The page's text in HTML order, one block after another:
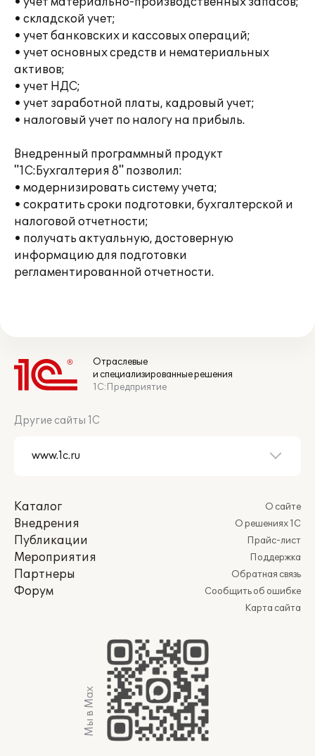
• складской учет;
• учет банковских и кассовых операций;
• учет основных средств и нематериальных
активов;
• учет НДС;
• учет заработной платы, кадровый учет;
• налоговый учет по налогу на прибыль.
Внедренный программный продукт
"1С:Бухгалтерия 8" позволил:
• модернизировать систему учета;
• сократить сроки подготовки, бухгалтерской и
налоговой отчетности;
• получать актуальную, достоверную
информацию для подготовки
регламентированной отчетности.
Отраслевые
и специализированные решения
1С:Предприятие
Другие сайты 1С
Каталог
Внедрения
Публикации
Мероприятия
Партнеры
Форум
О сайте
О решениях 1С
Прайс-лист
Поддержка
Обратная связь
Сообщить об ошибке
Карта сайта
Мы в Max